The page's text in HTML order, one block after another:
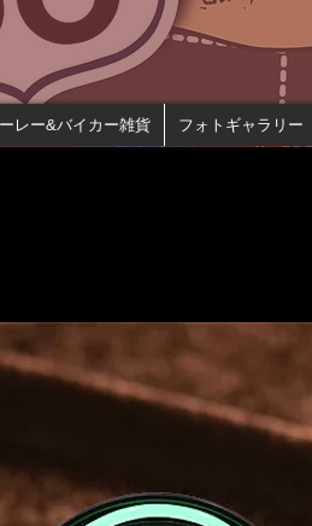
レー&バイカー雑貨 フォトギャラリー